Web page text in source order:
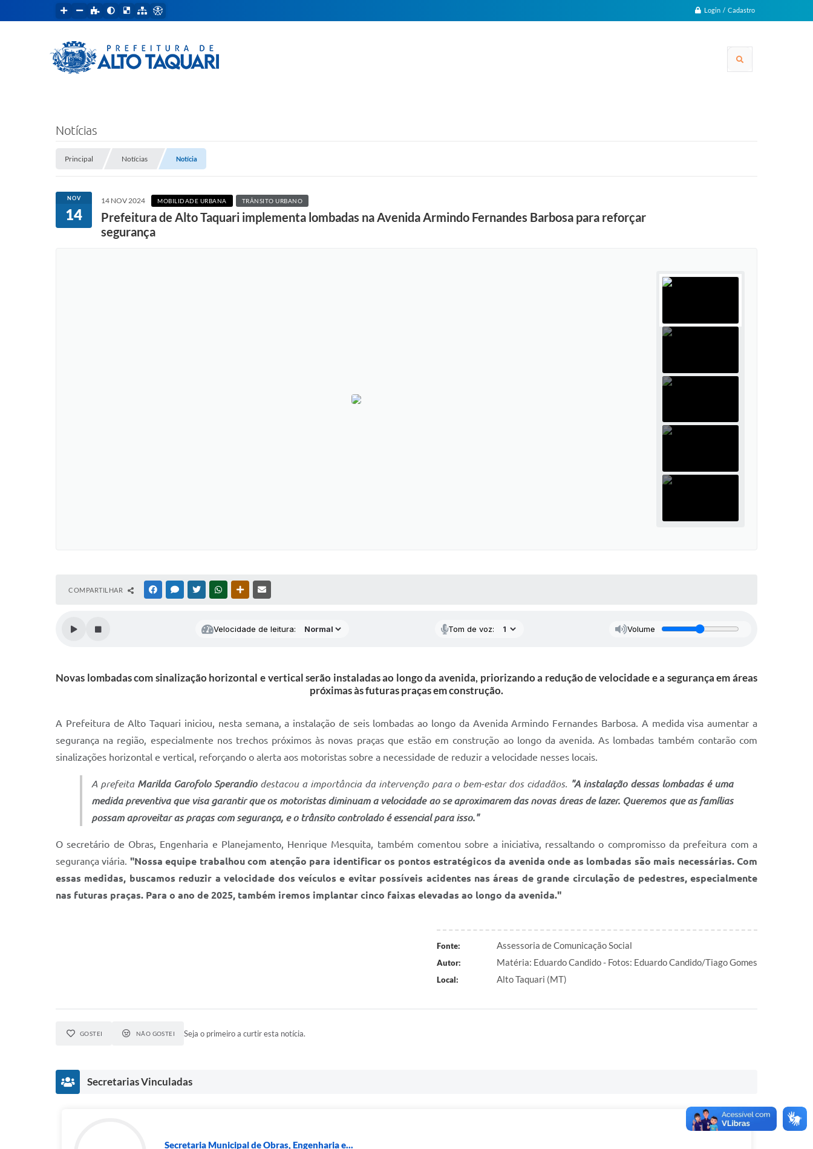
Login / Cadastro
Notícias
Principal Notícias Notícia
NOV
14
14 NOV 2024 MOBILIDADE URBANA TRÂNSITO URBANO
Prefeitura de Alto Taquari implementa lombadas na Avenida Armindo Fernandes Barbosa para reforçar
segurança
COMPARTILHAR FACEBOOKMESSENGER
TWITTERWHATSAPPOUTRAS MÍDIAS
Velocidade de leitura: Tom de voz: Volume
Novas lombadas com sinalização horizontal e vertical serão instaladas ao longo da avenida, priorizando a redução de velocidade e a segurança em áreas
próximas às futuras praças em construção.
A Prefeitura de Alto Taquari iniciou, nesta semana, a instalação de seis lombadas ao longo da Avenida Armindo Fernandes Barbosa. A medida visa aumentar a
segurança na região, especialmente nos trechos próximos às novas praças que estão em construção ao longo da avenida. As lombadas também contarão com
sinalizações horizontal e vertical, reforçando o alerta aos motoristas sobre a necessidade de reduzir a velocidade nesses locais.
A prefeita Marilda Garofolo Sperandiodestacou a importância da intervenção para o bem-estar dos cidadãos. "A instalação dessas lombadas é uma
medida preventiva que visa garantir que os motoristas diminuam a velocidade ao se aproximarem das novas áreas de lazer. Queremos que as famílias
possam aproveitar as praças com segurança, e o trânsito controlado é essencial para isso."
O secretário de Obras, Engenharia e Planejamento, Henrique Mesquita, também comentou sobre a iniciativa, ressaltando o compromisso da prefeitura com a
segurança viária. "Nossa equipe trabalhou com atenção para identificar os pontos estratégicos da avenida onde as lombadas são mais necessárias. Com
essas medidas, buscamos reduzir a velocidade dos veículos e evitar possíveis acidentes nas áreas de grande circulação de pedestres, especialmente
nas futuras praças. Para o ano de 2025, também iremos implantar cinco faixas elevadas ao longo da avenida."
Fonte: Assessoria de Comunicação Social
Autor: Matéria: Eduardo Candido - Fotos: Eduardo Candido/Tiago Gomes
Local: Alto Taquari (MT)
GOSTEI NÃO GOSTEI Seja o primeiro a curtir esta notícia.
Secretarias Vinculadas
Secretaria Municipal de Obras, Engenharia e...